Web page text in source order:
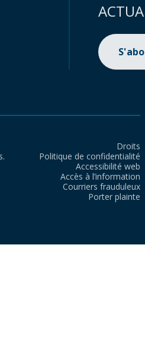
Droits
Politique de confidentialité
Accessibilité web
Accès à l’information
Courriers frauduleux
Porter plainte